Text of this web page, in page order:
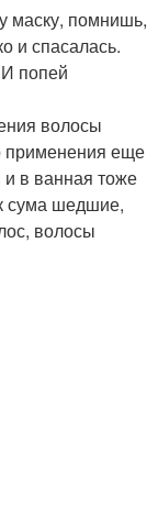
маску, помнишь,
и спасалась.
попей
волосы
применения еще
и в ванная тоже
сума шедшие,
волосы